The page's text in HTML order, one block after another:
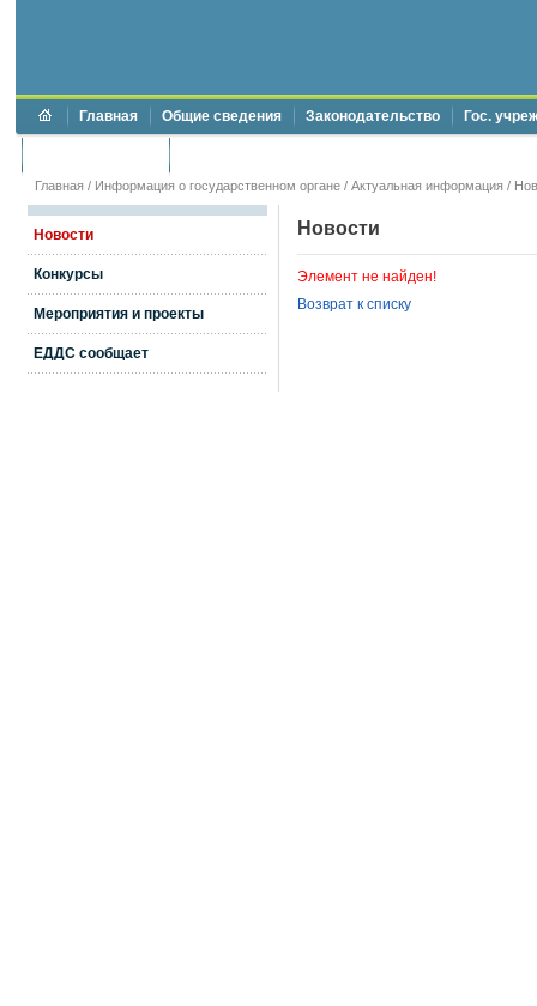
Главная Общие сведения Законодательство Гос.
Главная / Информация о государственном органе / Актуальная информация /
Новости
Конкурсы
Мероприятия и проекты
ЕДДС сообщает
Новости
Элемент не найден!
Возврат к списку